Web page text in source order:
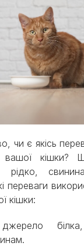
чи є якісь
вашої
рідко,
переваги
кішки:
білка,